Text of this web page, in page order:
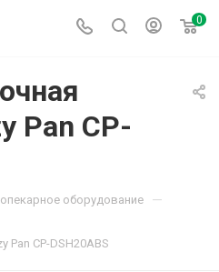
0
Pan CP-
оборудование —
Pan CP-DSH20ABS